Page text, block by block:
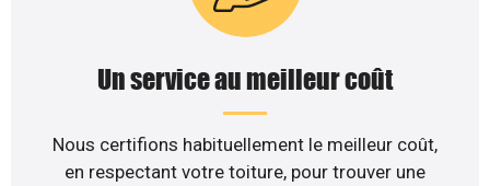
Un service au meilleur coût
Nous certifions habituellement le meilleur coût,
en respectant votre toiture, pour trouver une